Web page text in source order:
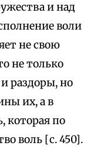
и над
воли
не свою
не только
раздоры, но
их, а в
которая по
воль [с. 450].